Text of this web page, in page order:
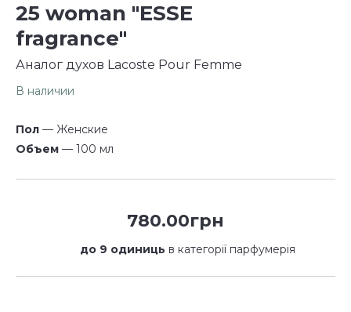
25 woman "ESSE
fragrance"
Аналог духов Lacoste Pour Femme
В наличии
Пол
— Женские
Объем
— 100 мл
780.00грн
до 9 одиниць в категорії парфумерія